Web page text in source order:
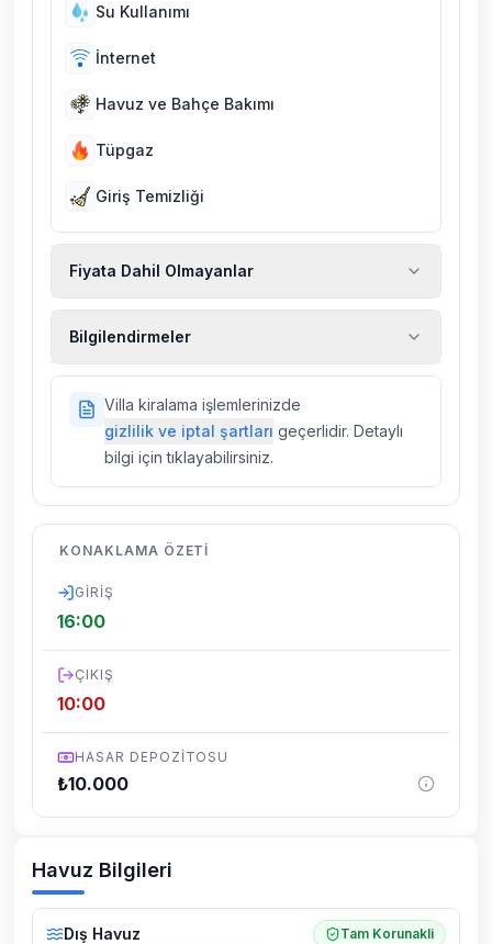
Su Kullanımı
İnternet
Havuz ve Bahçe Bakımı
Tüpgaz
Giriş Temizliği
Fiyata Dahil Olmayanlar
sigortaları fiyatlara dahil değildir.
Bilgilendirmeler
villalarımızda düzenli olarak ilaçlama
yapılmaktadır. Buna rağmen çevrede
kelebek, böcek, sinek vs. bulunma ihtimali
dönemsel olarak altyapı çalışmaları
yapılabilmektedir. Bu çalışma nedeniyle yol
Villa kiralama işlemlerinizde
gizlilik ve iptal şartları geçerlidir. Detaylı
bilgi için tıklayabilirsiniz.
KONAKLAMA ÖZETI
GIRIŞ
16:00
ÇIKIŞ
10:00
HASAR DEPOZITOSU
₺10.000
Havuz Bilgileri
Dış Havuz
Tam Korunakli